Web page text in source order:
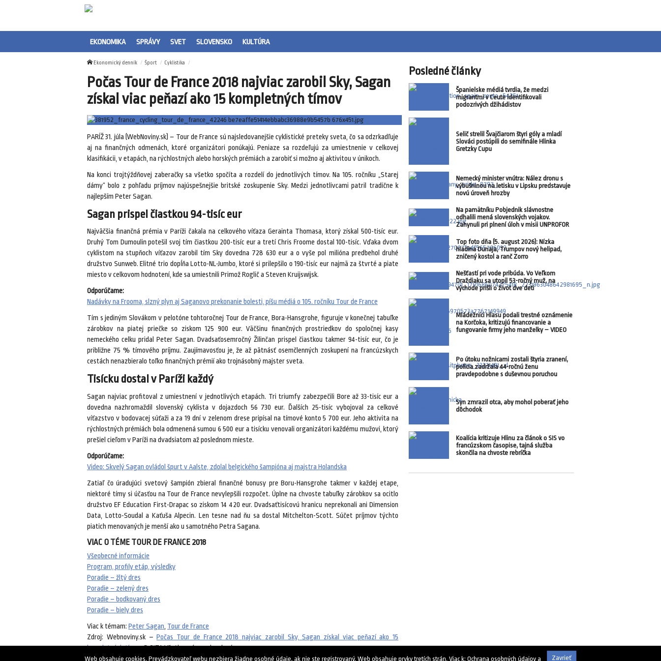
EKONOMIKA SPRÁVY SVET SLOVENSKO KULTÚRA
Ekonomický denník Šport Cyklistika
Počas Tour de France 2018 najviac zarobil Sky, Sagan
získal viac peňazí ako 15 kompletných tímov
PARÍŽ 31. júla (WebNoviny.sk) – Tour de France sú najsledovanejšie cyklistické preteky sveta, čo sa odzrkadľuje
aj na finančných odmenách, ktoré organizátori ponúkajú. Peniaze sa rozdeľujú za umiestnenie v celkovej
klasifikácii, v etapách, na rýchlostných alebo horských prémiách a zarobiť si možno aj aktivitou v únikoch.
Na konci trojtýždňovej zaberačky sa všetko spočíta a rozdelí do jednotlivých tímov. Na 105. ročníku „Starej
dámy“ bolo z pohľadu príjmov najúspešnejšie britské zoskupenie Sky. Medzi jednotlivcami patril tradične k
najlepším Peter Sagan.
Sagan prispel čiastkou 94-tisíc eur
Najväčšia finančná prémia v Paríži čakala na celkového víťaza Gerainta Thomasa, ktorý získal 500-tisíc eur.
Druhý Tom Dumoulin potešil svoj tím čiastkou 200-tisíc eur a tretí Chris Froome dostal 100-tisíc. Vďaka dvom
cyklistom na stupňoch víťazov zarobil tím Sky dovedna 728 630 eur a o vyše pol milióna predbehol druhé
družstvo Sunweb. Elitné trio dopĺňa Lotto-NL-Jumbo, ktoré si prilepšilo o 190-tisíc eur najmä za štvrté a piate
miesto v celkovom hodnotení, kde sa umiestnili Primož Roglič a Steven Kruijswijsk.
Odporúčame:
Nadávky na Frooma, slzný plyn aj Saganovo prekonanie bolesti, píšu médiá o 105. ročníku Tour de France
Tím s jediným Slovákom v pelotóne tohtoročnej Tour de France, Bora-Hansgrohe, figuruje v konečnej tabuľke
zárobkov na piatej priečke so ziskom 125 900 eur. Väčšinu finančných prostriedkov do spoločnej kasy
nemeckého celku pridal Peter Sagan. Dvadsaťosemročný Žilinčan prispel čiastkou takmer 94-tisíc eur, čo je
približne 75 % tímového príjmu. Zaujímavosťou je, že až pätnásť osemčlenných zoskupení na francúzskych
cestách nenazbieralo toľko finančných prémií ako trojnásobný majster sveta.
Tisícku dostal v Paríži každý
Sagan najviac profitoval z umiestnení v jednotlivých etapách. Tri triumfy zabezpečili Bore až 33-tisíc eur a
dovedna nazhromaždil slovenský cyklista v dojazdoch 56 730 eur. Ďalších 25-tisíc vybojoval za celkové
víťazstvo v bodovacej súťaži a za 19 dní v zelenom drese pripísal na tímové konto 5 700 eur. Jeho aktivita na
rýchlostných prémiách bola odmenená sumou 6 500 eur a tisícku venovali organizátori každému mužovi, ktorý
prešiel cieľom v Paríži na dvadsiatom až poslednom mieste.
Odporúčame:
Video: Skvelý Sagan ovládol špurt v Aalste, zdolal belgického šampióna aj majstra Holandska
Zatiaľ čo úradujúci svetový šampión zbieral finančné bonusy pre Boru-Hansgrohe takmer v každej etape,
niektoré tímy si účasťou na Tour de France nevylepšili rozpočet. Úplne na chvoste tabuľky zárobkov sa ocitlo
družstvo EF Education First-Drapac so ziskom 14 420 eur. Dvadsaťtisícovú hranicu neprekonali ani Dimension
Data, Lotto-Soudal a Kaťuša Alpecin. Len tesne nad ňu sa dostal Mitchelton-Scott. Súčet príjmov týchto
piatich menovaných je menší ako u samotného Petra Sagana.
VIAC O TÉME TOUR DE FRANCE 2018
Všeobecné informácie
Program, profily etáp, výsledky
Poradie – žltý dres
Poradie – zelený dres
Poradie – bodkovaný dres
Poradie – biely dres
Viac k témam: Peter Sagan, Tour de France
Zdroj: Webnoviny.sk –Počas Tour de France 2018 najviac zarobil Sky, Sagan získal viac peňazí ako 15
kompletných tímov© SITA Všetky práva vyhradené.
Posledné články
Španielske médiá tvrdia, že medzi
migrantmi v Ceute identifikovali
podozrivých džihádistov
Selič strelil Švajčiarom štyri góly a mladí
Slováci postúpili do semifinále Hlinka
Gretzky Cupu
Nemecký minister vnútra: Nález dronu s
výbušninou na letisku v Lipsku predstavuje
novú úroveň hrozby
Na pamätníku Pobjednik slávnostne
odhalili mená slovenských vojakov.
Zahynuli pri plnení úloh v misii UNPROFOR
Top foto dňa (5. august 2026): Nízka
hladina Dunaja, Trumpov nový helipad,
zničený kostol a ranč Zorro
Nešťastí pri vode pribúda. Vo Veľkom
Draždiaku sa utopil 53-ročný muž, na
východe prišli o život dve deti
Mládežníci Hlasu podali trestné oznámenie
na Korčoka, kritizujú financovanie a
fungovanie firmy jeho manželky – VIDEO
Po útoku nožnicami zostali štyria zranení,
polícia zadržala 44-ročnú ženu
pravdepodobne s duševnou poruchou
Syn zmrazil otca, aby mohol poberať jeho
dôchodok
Koalícia kritizuje Hlinu za článok o SIS vo
francúzskom časopise, tajná služba
skončila na chvoste rebríčka
Zavrieť
Web obsahuje cookies. Prevádzkovateľ webu nezbiera žiadne osobné údaje, ak nie ste registrovaný. Web obsahuje prvky tretích strán. Viac k: Ochrana osobných údajov a